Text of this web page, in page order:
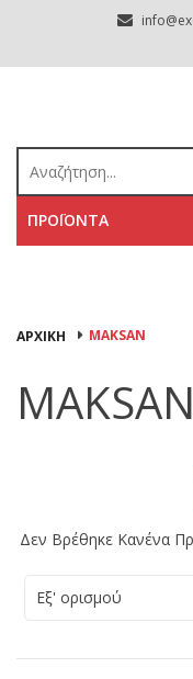
ΠΡΟΪΟΝΤΑ
ΑΡΧΙΚΉ MAKSAN
MAKSAN
Δεν Βρέθηκε Κανένα
Εξ' ορισμού